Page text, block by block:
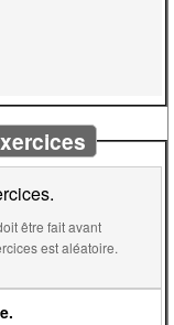
être fait avant
est aléatoire.